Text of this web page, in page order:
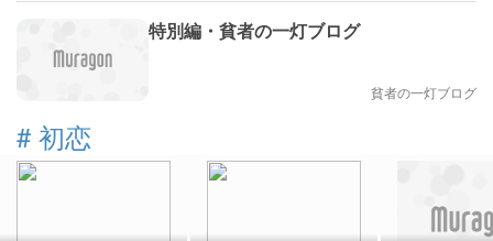
特別編・貧者の一灯ブログ
貧者の一灯ブログ
# 初恋